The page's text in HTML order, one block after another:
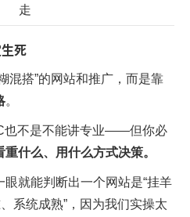
走
死
混搭”的网站和推广，而是靠
。
也不是不能讲专业——但你必
什么、用什么方式决策。
眼就能判断出一个网站是“挂羊
系统成熟”，因为我们实操太